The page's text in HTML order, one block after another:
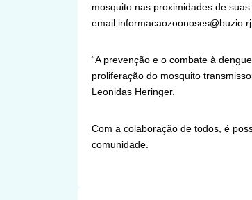
mosquito nas proximidades de
email
“A prevenção e o combate à
proliferação do mosquito
Leonidas Heringer.
Com a colaboração de todos, é
comunidade.